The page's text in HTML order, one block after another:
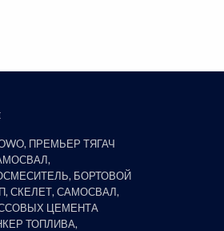
ПРЕМЬЕР ТЯГАЧ
БОРТОВОЙ
СКЕЛЕТ, САМОСВАЛ,
ЦЕМЕНТА
ТОПЛИВА,